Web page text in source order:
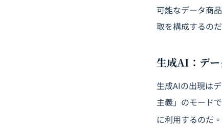
可能なデータ商
取を構成するのだ
生成AI：デ
生成AIの出現は
主義」のモード
に利用するのだ。